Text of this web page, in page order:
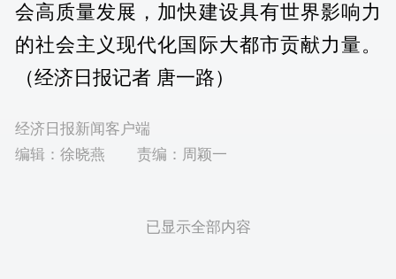
会高质量发展，加快建设具有世界影响力
的社会主义现代化国际大都市贡献力量。
（经济日报记者 唐一路）
经济日报新闻客户端
编辑：徐晓燕
责编：周颖一
已显示全部内容